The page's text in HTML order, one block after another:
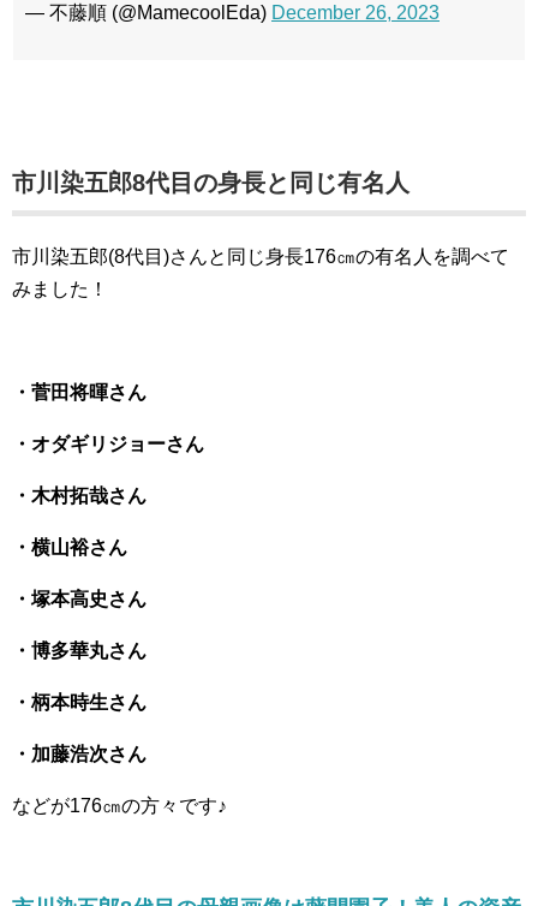
— 不藤順 (@MamecoolEda) December 26, 2023
市川染五郎8代目の身長と同じ有名人
市川染五郎(8代目)さんと同じ身長176㎝の有名人を調べて
みました！
・菅田将暉さん
・オダギリジョーさん
・木村拓哉さん
・横山裕さん
・塚本高史さん
・博多華丸さん
・柄本時生さん
・加藤浩次さん
などが176㎝の方々です♪